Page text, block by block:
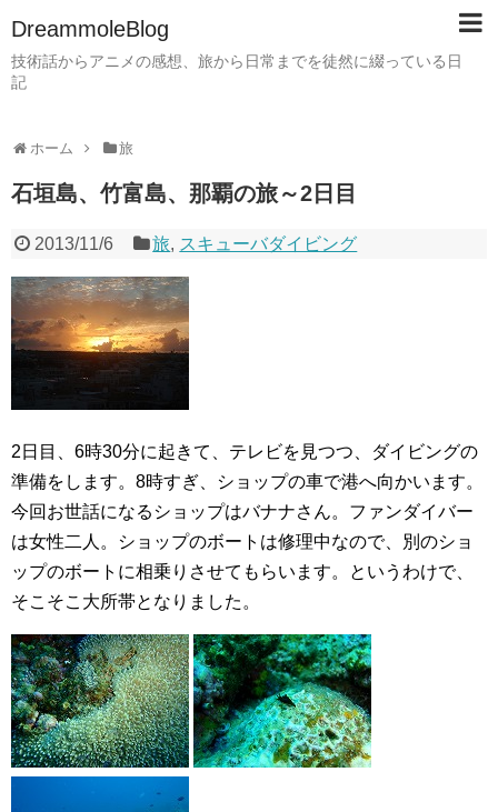
DreammoleBlog
技術話からアニメの感想、旅から日常までを徒然に綴っている日
記
ホーム 旅
石垣島、竹富島、那覇の旅～2日目
2013/11/6 旅, スキューバダイビング
2日目、6時30分に起きて、テレビを見つつ、ダイビングの
準備をします。8時すぎ、ショップの車で港へ向かいます。
今回お世話になるショップはバナナさん。ファンダイバー
は女性二人。ショップのボートは修理中なので、別のショ
ップのボートに相乗りさせてもらいます。というわけで、
そこそこ大所帯となりました。